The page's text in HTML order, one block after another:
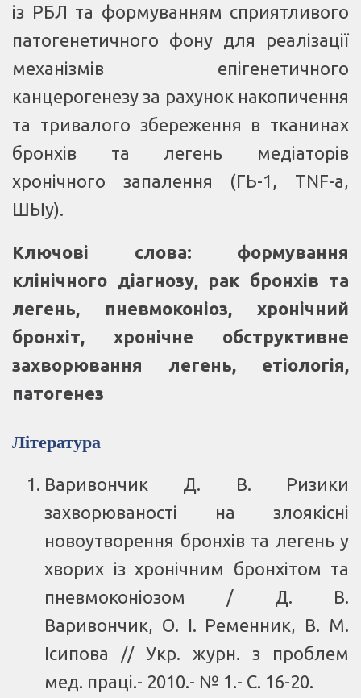
із РБЛ та формуванням сприятливого
патогенетичного фону для реалізації
механізмів епігенетичного
канцерогенезу за рахунок накопичення
та тривалого збереження в тканинах
бронхів та легень медіаторів
хронічного запалення (ГЬ-1, TNF-a,
ШЫу).
Ключові слова: формування
клінічного діагнозу, рак бронхів та
легень, пневмоконіоз, хронічний
бронхіт, хронічне обструктивне
захворювання легень, етіологія,
патогенез
Література
Варивончик Д. В. Ризики
захворюваності на злоякісні
новоутворення бронхів та легень у
хворих із хронічним бронхітом та
пневмоконіозом / Д. В.
Варивончик, О. І. Ременник, В. М.
Ісипова // Укр. журн. з проблем
мед. праці.- 2010.- № 1.- С. 16-20.